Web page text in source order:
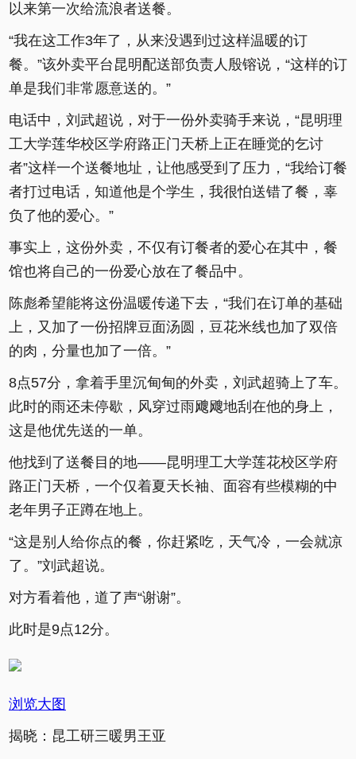
以来第一次给流浪者送餐。
“我在这工作3年了，从来没遇到过这样温暖的订
餐。”该外卖平台昆明配送部负责人殷镕说，“这样的订
单是我们非常愿意送的。”
电话中，刘武超说，对于一份外卖骑手来说，“昆明理
工大学莲华校区学府路正门天桥上正在睡觉的乞讨
者”这样一个送餐地址，让他感受到了压力，“我给订餐
者打过电话，知道他是个学生，我很怕送错了餐，辜
负了他的爱心。”
事实上，这份外卖，不仅有订餐者的爱心在其中，餐
馆也将自己的一份爱心放在了餐品中。
陈彪希望能将这份温暖传递下去，“我们在订单的基础
上，又加了一份招牌豆面汤圆，豆花米线也加了双倍
的肉，分量也加了一倍。”
8点57分，拿着手里沉甸甸的外卖，刘武超骑上了车。
此时的雨还未停歇，风穿过雨飕飕地刮在他的身上，
这是他优先送的一单。
他找到了送餐目的地——昆明理工大学莲花校区学府
路正门天桥，一个仅着夏天长袖、面容有些模糊的中
老年男子正蹲在地上。
“这是别人给你点的餐，你赶紧吃，天气冷，一会就凉
了。”刘武超说。
对方看着他，道了声“谢谢”。
此时是9点12分。
浏览大图
揭晓：昆工研三暖男王亚